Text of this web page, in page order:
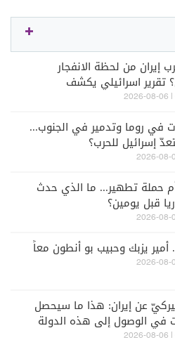
إيران من لحظة الانفجار
تقرير اسرائيلي يكشف
في روما وتدمير في الجنوب...
إسرائيل للحرب؟
حملة تطهير... ما الذي حدث
قبل يومين؟
أمير يزبك وحبيب بو أنطون معاً
عن إيران: هذا ما سيحصل
في الوصول إلى هذه الدولة